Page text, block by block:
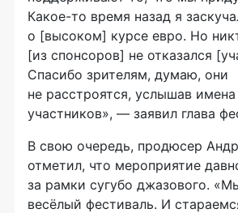
Какое-то время назад я
о [высоком] курсе евро. Но
[из спонсоров] не отказался
Спасибо зрителям, думаю, они
не расстроятся, услышав имена
участников», — заявил глава
В свою очередь, продюсер
отметил, что мероприятие
за рамки сугубо джазового.
весёлый фестиваль. И